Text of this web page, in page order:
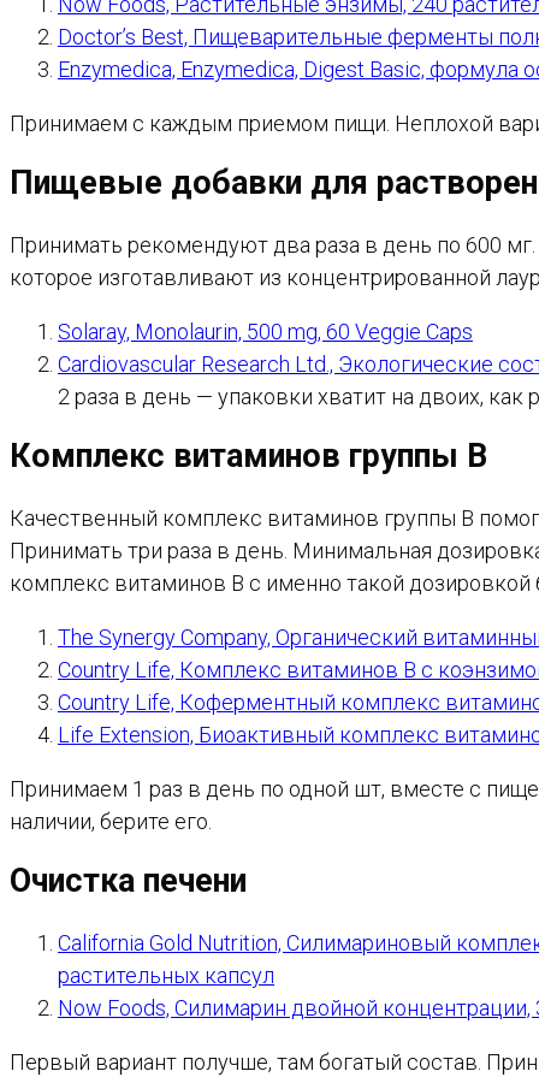
Doctor’s Best, Пищеварительные ферменты
Enzymedica, Enzymedica, Digest Basic, формула
Принимаем с каждым приемом пищи. Неплохой
Пищевые добавки для
Принимать рекомендуют два раза в день по 600
которое изготавливают из концентрированной
Solaray, Monolaurin, 500 mg, 60 Veggie Caps
Cardiovascular Research Ltd., Экологические
2 раза в день — упаковки хватит на двоих, как
Комплекс витаминов группы B
Качественный комплекс витаминов группы В
Принимать три раза в день. Минимальная
комплекс витаминов B с именно такой
The Synergy Company, Органический
Country Life, Комплекс витаминов В с
Country Life, Коферментный комплекс
Life Extension, Биоактивный комплекс
Принимаем 1 раз в день по одной шт, вместе с
наличии, берите его.
Очистка печени
California Gold Nutrition, Силимариновый
растительных капсул
Now Foods, Силимарин двойной концентрации,
Первый вариант получше, там богатый состав.